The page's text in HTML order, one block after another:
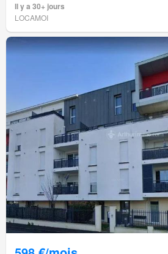
Il y a 30+ jours
LOCAMOI